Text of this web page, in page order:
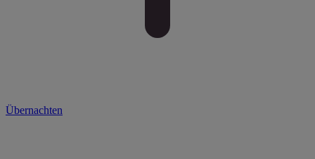
Übernachten